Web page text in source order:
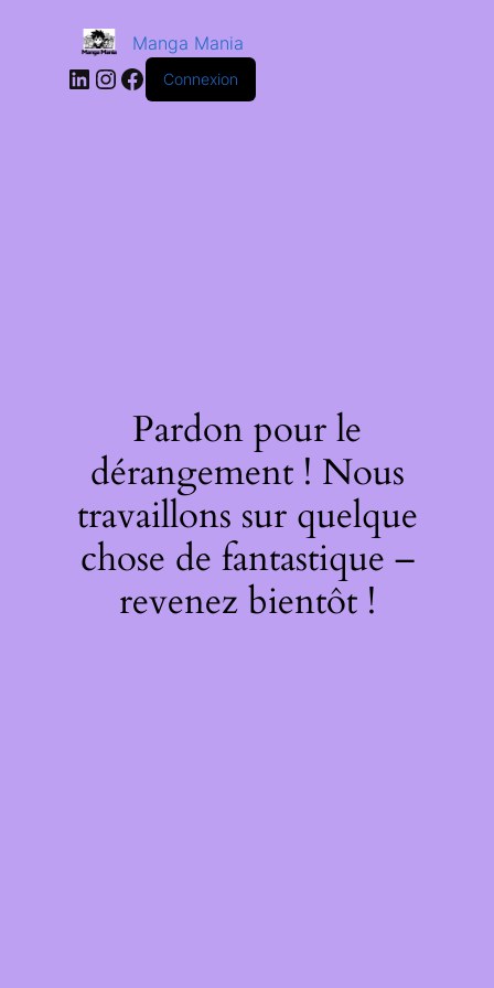
Manga Mania
Connexion
Pardon pour le
dérangement ! Nous
travaillons sur quelque
chose de fantastique –
revenez bientôt !